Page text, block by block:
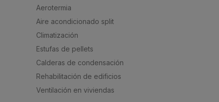
Aerotermia
Aire acondicionado split
Climatización
Estufas de pellets
Calderas de condensación
Rehabilitación de edificios
Ventilación en viviendas